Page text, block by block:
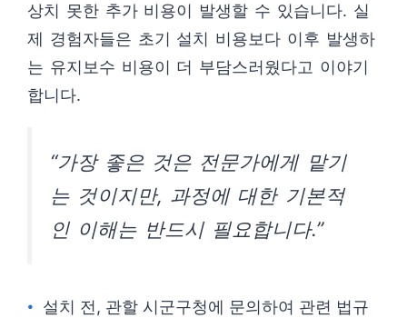
상치 못한 추가 비용이 발생할 수 있습니다. 실
제 경험자들은 초기 설치 비용보다 이후 발생하
는 유지보수 비용이 더 부담스러웠다고 이야기
합니다.
“가장 좋은 것은 전문가에게 맡기
는 것이지만, 과정에 대한 기본적
인 이해는 반드시 필요합니다.”
설치 전, 관할 시군구청에 문의하여 관련 법규